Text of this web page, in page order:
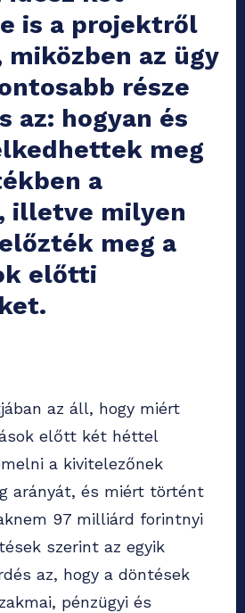
is a projektről
az ügy
része
az: hogyan és
meg
a
illetve milyen
meg a
előtti
az áll, hogy miért
előtt két héttel
a kivitelezőnek
arányát, és miért történt
97 milliárd forintnyi
szerint az egyik
az, hogy a döntések
pénzügyi és